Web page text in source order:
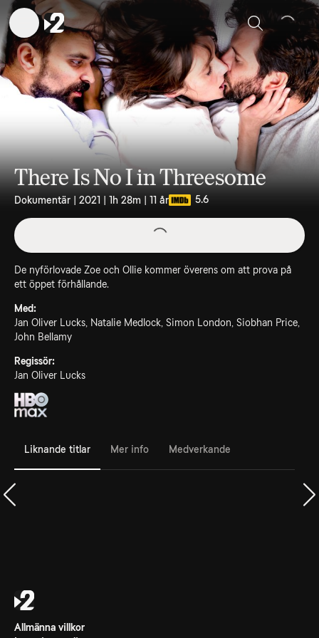
Sök
There Is No I in Threesome
Dokumentär | 2021 | 1h 28m | 11 år 5.6
De nyförlovade Zoe och Ollie kommer överens om att prova på
ett öppet förhållande.
Med:
Jan Oliver Lucks, Natalie Medlock, Simon London, Siobhan Price,
John Bellamy
Regissör:
Jan Oliver Lucks
Liknande titlar Mer info Medverkande
Allmänna villkor